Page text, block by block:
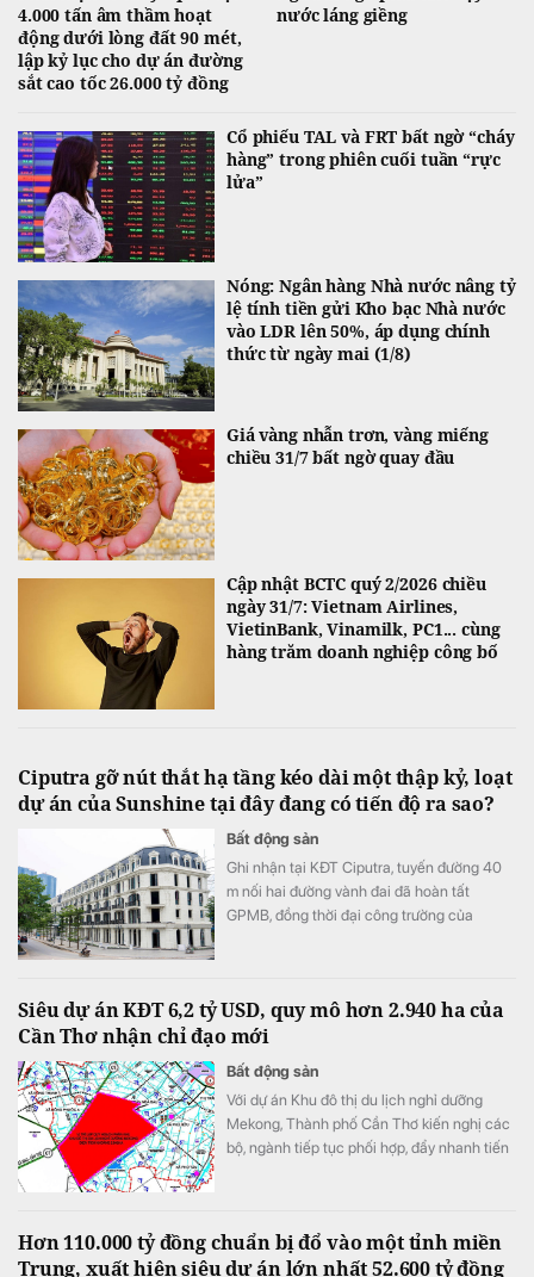
4.000 tấn âm thầm hoạt
động dưới lòng đất 90 mét,
lập kỷ lục cho dự án đường
sắt cao tốc 26.000 tỷ đồng
nước láng giềng
Cổ phiếu TAL và FRT bất ngờ “cháy
hàng” trong phiên cuối tuần “rực
lửa”
Nóng: Ngân hàng Nhà nước nâng tỷ
lệ tính tiền gửi Kho bạc Nhà nước
vào LDR lên 50%, áp dụng chính
thức từ ngày mai (1/8)
Giá vàng nhẫn trơn, vàng miếng
chiều 31/7 bất ngờ quay đầu
Cập nhật BCTC quý 2/2026 chiều
ngày 31/7: Vietnam Airlines,
VietinBank, Vinamilk, PC1... cùng
hàng trăm doanh nghiệp công bố
Ciputra gỡ nút thắt hạ tầng kéo dài một thập kỷ, loạt
dự án của Sunshine tại đây đang có tiến độ ra sao?
Bất động sản
Ghi nhận tại KĐT Ciputra, tuyến đường 40
m nối hai đường vành đai đã hoàn tất
GPMB, đồng thời đại công trường của
Tay Ho với hàng trăm dinh thự, shop villas đã
sẵn sàng bàn giao với sổ đỏ từng căn.
Siêu dự án KĐT 6,2 tỷ USD, quy mô hơn 2.940 ha của
Cần Thơ nhận chỉ đạo mới
Bất động sản
Với dự án Khu đô thị du lịch nghỉ dưỡng
Mekong, Thành phố Cần Thơ kiến nghị các
bộ, ngành tiếp tục phối hợp, đẩy nhanh tiến
Hơn 110.000 tỷ đồng chuẩn bị đổ vào một tỉnh miền
Trung, xuất hiện siêu dự án lớn nhất 52.600 tỷ đồng